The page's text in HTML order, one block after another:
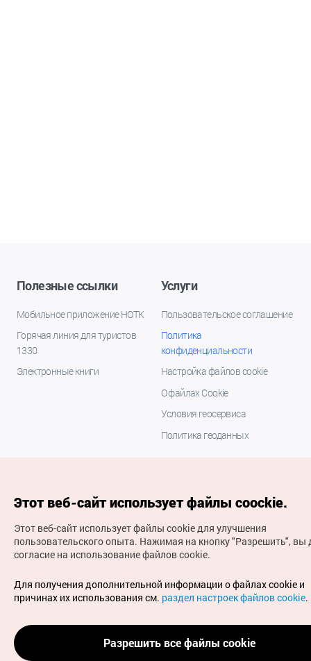
Полезные ссылки
Мобильное приложение НОТК
Горячая линия для туристов
1330
Электронные книги
Услуги
Пользовательское соглашение
Политика
конфиденциальности
Настройка файлов cookie
О файлах Cookie
Условия геосервиса
Политика геоданных
(с) Национальная организация туризма Кореи Все
права защищены
Для извещения об ошибках и проблемах, связанных с
работой веб-сайта, направляйте ваши запросы на
официальный адрес электронной почты
russian@knto.or.kr
Этот веб-сайт использует файлы coockie.
Этот веб-сайт использует файлы cookie для улучшения
пользовательского опыта. Нажимая на кнопку "Разрешить", вы
согласие на использование файлов cookie.
Для получения дополнительной информации о файлах cookie и
причинах их использования см. раздел настроек файлов cookie.
Разрешить все файлы cookie